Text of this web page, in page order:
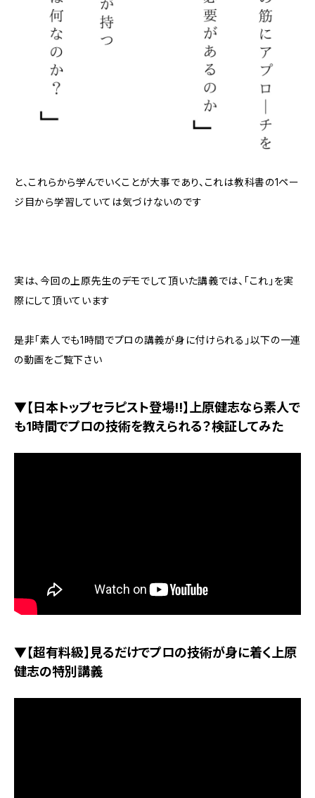
と、これらから学んでいくことが大事であり、これは教科書の1ペー
ジ目から学習していては気づけないのです
実は、今回の上原先生のデモでして頂いた講義では、「これ」を実
際にして頂いています
是非「素人でも1時間でプロの講義が身に付けられる」以下の一連
の動画をご覧下さい
▼【日本トップセラピスト登場!!】上原健志なら素人で
も1時間でプロの技術を教えられる？検証してみた
▼【超有料級】見るだけでプロの技術が身に着く上原
健志の特別講義